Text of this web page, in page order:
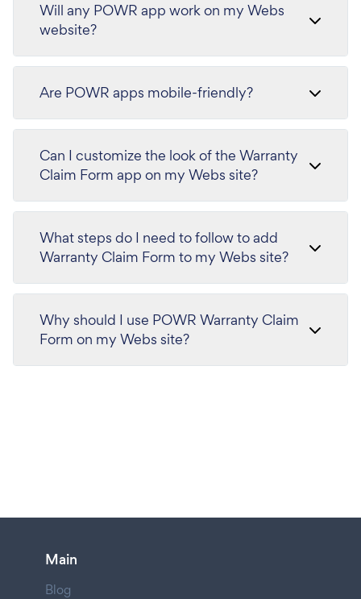
Will any POWR app work on my Webs
website?
Are POWR apps mobile-friendly?
Can I customize the look of the Warranty
Claim Form app on my Webs site?
What steps do I need to follow to add
Warranty Claim Form to my Webs site?
Why should I use POWR Warranty Claim
Form on my Webs site?
Main
Blog